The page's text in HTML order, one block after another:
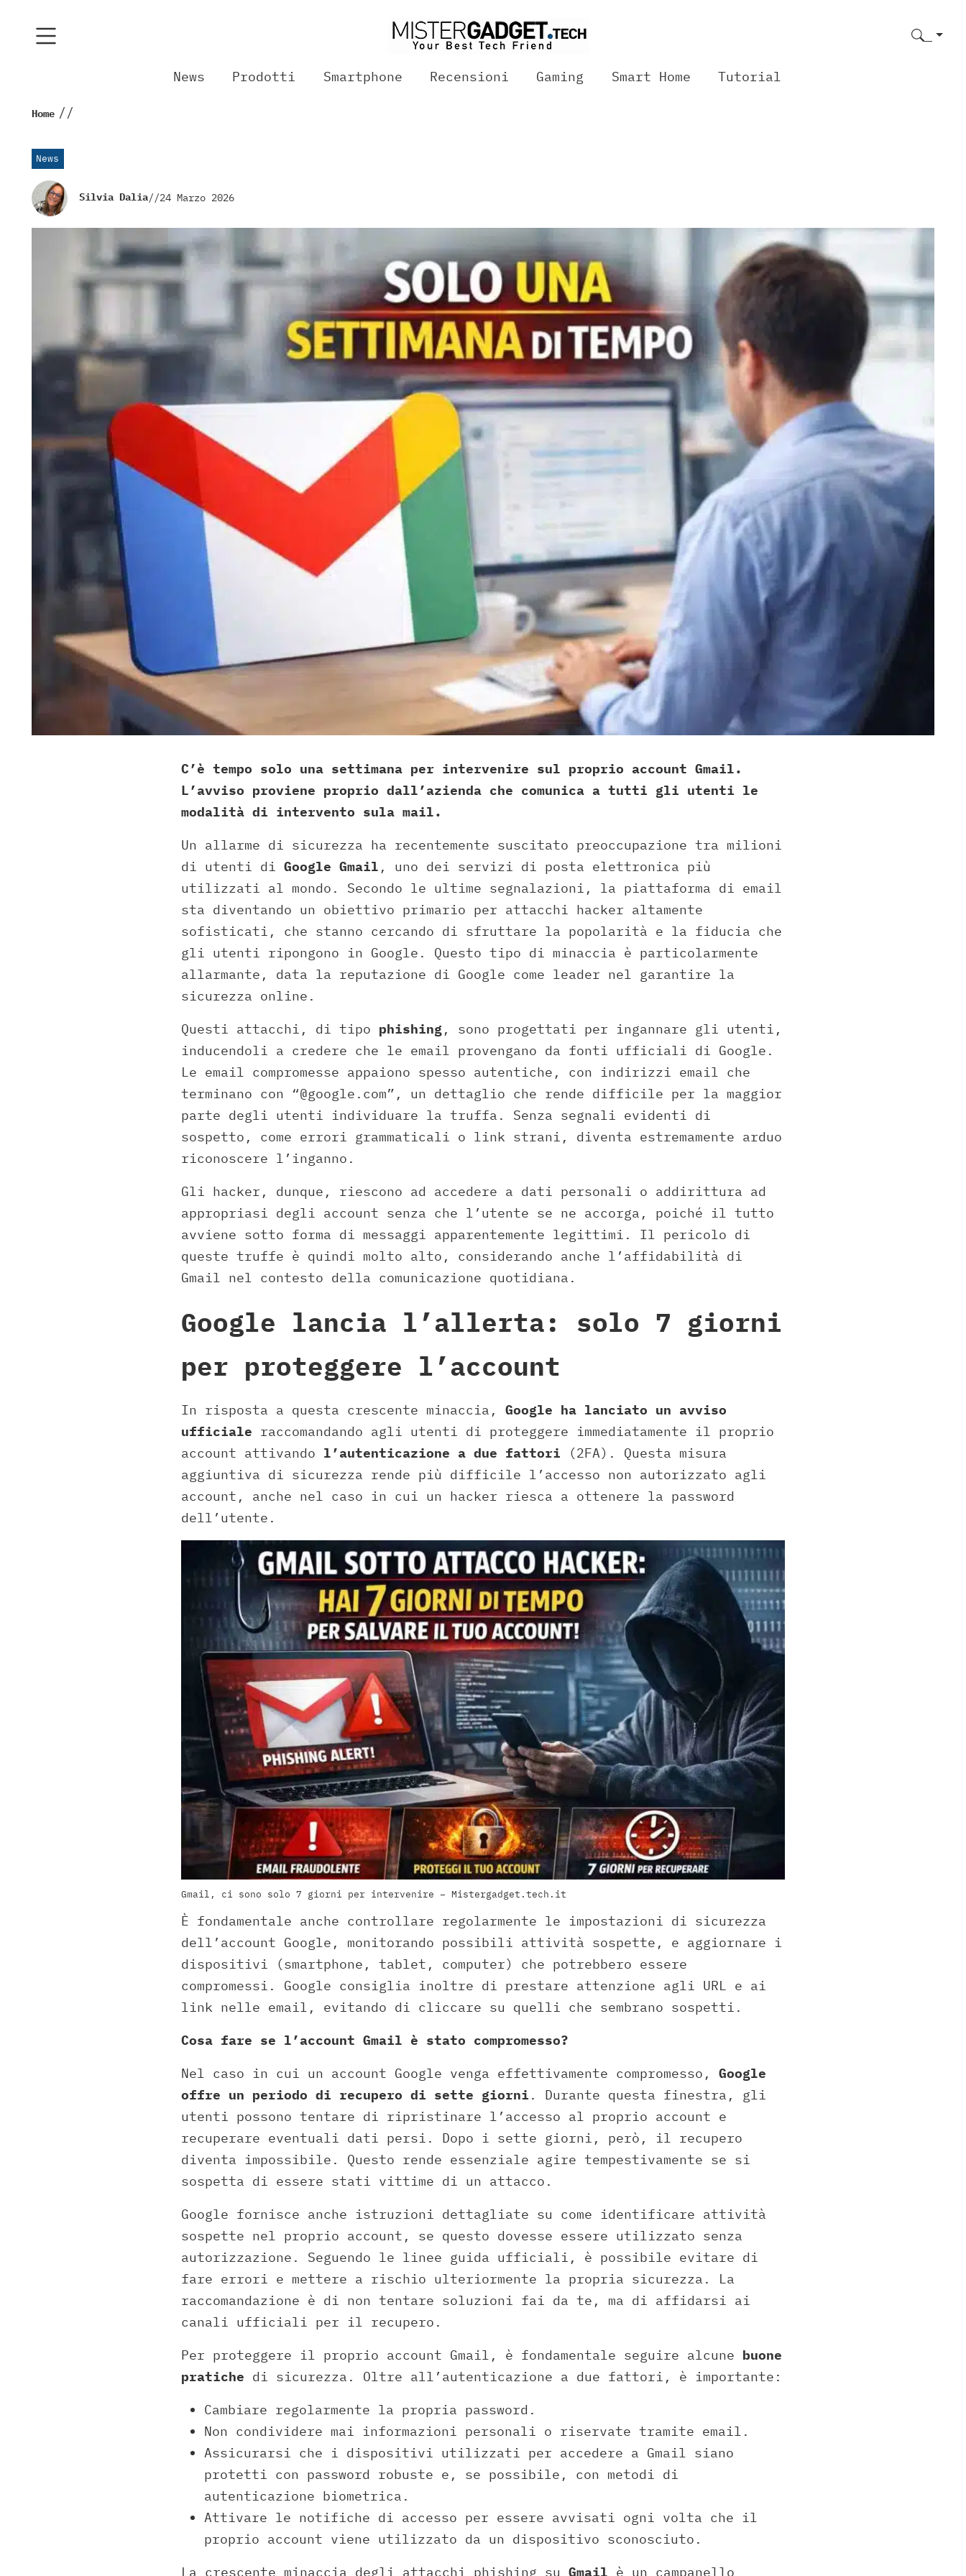
News Prodotti Smartphone Recensioni Gaming Smart Home Tutorial
Home //
News
Silvia Dalia//24 Marzo 2026
C’è tempo solo una settimana per intervenire sul proprio account Gmail.
L’avviso proviene proprio dall’azienda che comunica a tutti gli utenti le
modalità di intervento sula mail.
Un allarme di sicurezza ha recentemente suscitato preoccupazione tra milioni
di utenti di Google Gmail , uno dei servizi di posta elettronica più
utilizzati al mondo. Secondo le ultime segnalazioni, la piattaforma di email
sta diventando un obiettivo primario per attacchi hacker altamente
sofisticati, che stanno cercando di sfruttare la popolarità e la fiducia che
gli utenti ripongono in Google. Questo tipo di minaccia è particolarmente
allarmante, data la reputazione di Google come leader nel garantire la
sicurezza online.
Questi attacchi, di tipo phishing, sono progettati per ingannare gli utenti,
inducendoli a credere che le email provengano da fonti ufficiali di Google.
Le email compromesse appaiono spesso autentiche, con indirizzi email che
terminano con “@google.com”, un dettaglio che rende difficile per la maggior
parte degli utenti individuare la truffa. Senza segnali evidenti di
sospetto, come errori grammaticali o link strani, diventa estremamente arduo
riconoscere l’inganno.
Gli hacker, dunque, riescono ad accedere a dati personali o addirittura ad
appropriasi degli account senza che l’utente se ne accorga, poiché il tutto
avviene sotto forma di messaggi apparentemente legittimi. Il pericolo di
queste truffe è quindi molto alto, considerando anche l’affidabilità di
Gmail nel contesto della comunicazione quotidiana.
Google lancia l’allerta: solo 7 giorni
per proteggere l’account
In risposta a questa crescente minaccia, Google ha lanciato un avviso
ufficiale raccomandando agli utenti di proteggere immediatamente il proprio
account attivando l’autenticazione a due fattori (2FA). Questa misura
aggiuntiva di sicurezza rende più difficile l’accesso non autorizzato agli
account, anche nel caso in cui un hacker riesca a ottenere la password
dell’utente.
Gmail, ci sono solo 7 giorni per intervenire – Mistergadget.tech.it
È fondamentale anche controllare regolarmente le impostazioni di sicurezza
dell’account Google, monitorando possibili attività sospette, e aggiornare i
dispositivi (smartphone, tablet, computer) che potrebbero essere
compromessi. Google consiglia inoltre di prestare attenzione agli URL e ai
link nelle email, evitando di cliccare su quelli che sembrano sospetti.
Cosa fare se l’account Gmail è stato compromesso?
Nel caso in cui un account Google venga effettivamente compromesso, Google
offre un periodo di recupero di sette giorni . Durante questa finestra, gli
utenti possono tentare di ripristinare l’accesso al proprio account e
recuperare eventuali dati persi. Dopo i sette giorni, però, il recupero
diventa impossibile. Questo rende essenziale agire tempestivamente se si
sospetta di essere stati vittime di un attacco.
Google fornisce anche istruzioni dettagliate su come identificare attività
sospette nel proprio account, se questo dovesse essere utilizzato senza
autorizzazione. Seguendo le linee guida ufficiali, è possibile evitare di
fare errori e mettere a rischio ulteriormente la propria sicurezza. La
raccomandazione è di non tentare soluzioni fai da te, ma di affidarsi ai
canali ufficiali per il recupero.
Per proteggere il proprio account Gmail, è fondamentale seguire alcune buone
pratiche di sicurezza. Oltre all’autenticazione a due fattori, è importante:
Cambiare regolarmente la propria password.
Non condividere mai informazioni personali o riservate tramite email.
Assicurarsi che i dispositivi utilizzati per accedere a Gmail siano
protetti con password robuste e, se possibile, con metodi di
autenticazione biometrica.
Attivare le notifiche di accesso per essere avvisati ogni volta che il
proprio account viene utilizzato da un dispositivo sconosciuto.
La crescente minaccia degli attacchi phishing su Gmail è un campanello